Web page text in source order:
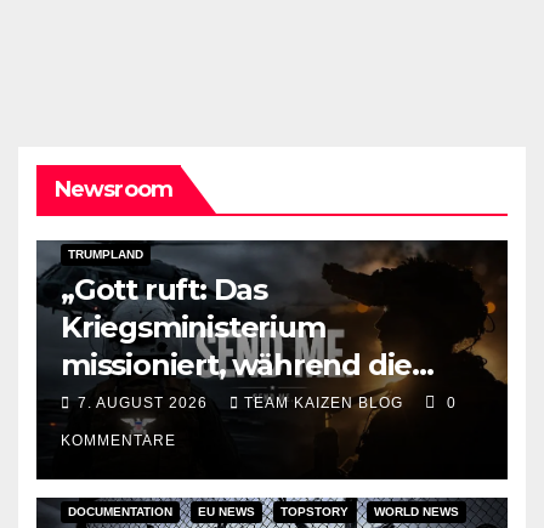
Newsroom
DARK AMERICA KAIZEN FLASHPOINT TOPSTORY
TRUMPLAND
„Gott ruft: Das
Kriegsministerium
missioniert, während die
Raketen ausgehen“
7. AUGUST 2026 TEAM KAIZEN BLOG 0
KOMMENTARE
DOCUMENTATION EU NEWS TOPSTORY WORLD NEWS